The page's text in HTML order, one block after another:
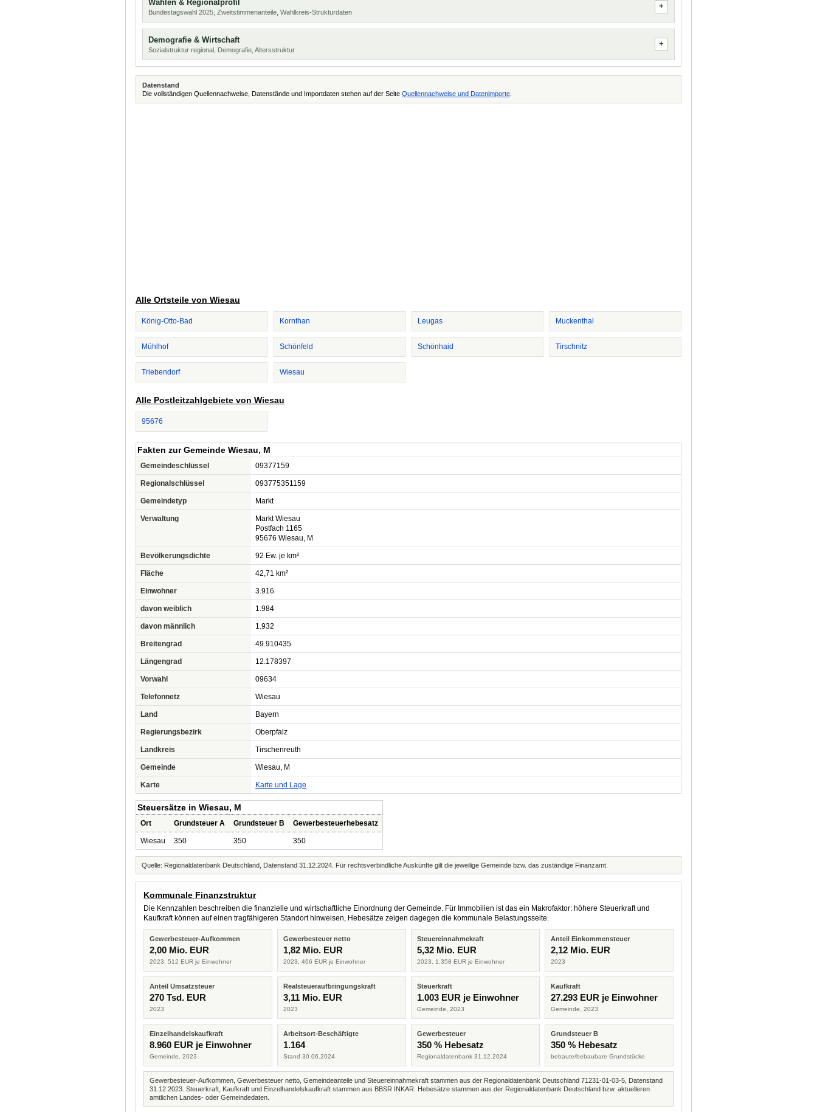
Wahlen & Regionalprofil
Bundestagswahl 2025, Zweitstimmenanteile, Wahlkreis-Strukturdaten
Demografie & Wirtschaft
Sozialstruktur regional, Demografie, Altersstruktur
Datenstand
Die vollständigen Quellennachweise, Datenstände und Importdaten stehen auf der Seite Quellennachweise und Datenimporte
Alle Ortsteile von Wiesau
König-Otto-Bad Kornthan Leugas Muckenthal
Mühlhof Schönfeld Schönhaid Tirschnitz
Triebendorf Wiesau
Alle Postleitzahlgebiete von Wiesau
95676
Fakten zur Gemeinde Wiesau, M
Gemeindeschlüssel 09377159
Regionalschlüssel 093775351159
Gemeindetyp Markt
Verwaltung
Markt Wiesau
Postfach 1165
95676 Wiesau, M
Bevölkerungsdichte 92 Ew. je km²
Fläche 42,71 km²
Einwohner 3.916
davon weiblich 1.984
davon männlich 1.932
Breitengrad 49.910435
Längengrad 12.178397
Vorwahl 09634
Telefonnetz Wiesau
Land Bayern
Regierungsbezirk Oberpfalz
Landkreis Tirschenreuth
Gemeinde Wiesau, M
Karte Karte und Lage
Steuersätze in Wiesau, M
Ort Grundsteuer A Grundsteuer B Gewerbesteuerhebesatz
Wiesau 350 350 350
Quelle: Regionaldatenbank Deutschland, Datenstand 31.12.2024. Für rechtsverbindliche Auskünfte gilt die jeweilige Gemeinde bzw. das zuständige Finanzamt.
Kommunale Finanzstruktur
Die Kennzahlen beschreiben die finanzielle und wirtschaftliche Einordnung der Gemeinde. Für Immobilien ist das ein Makrofaktor: höhere Steuerkraft und
Kaufkraft können auf einen tragfähigeren Standort hinweisen, Hebesätze zeigen dagegen die kommunale Belastungsseite.
Gewerbesteuer-Aufkommen
2,00 Mio. EUR
2023, 512 EUR je Einwohner
Gewerbesteuer netto
1,82 Mio. EUR
2023, 466 EUR je Einwohner
Steuereinnahmekraft
5,32 Mio. EUR
2023, 1.358 EUR je Einwohner
Anteil Einkommensteuer
2,12 Mio. EUR
2023
Anteil Umsatzsteuer
270 Tsd. EUR
2023
Realsteueraufbringungskraft
3,11 Mio. EUR
2023
Steuerkraft
1.003 EUR je Einwohner
Gemeinde, 2023
Kaufkraft
27.293 EUR je Einwohner
Gemeinde, 2023
Einzelhandelskaufkraft
8.960 EUR je Einwohner
Gemeinde, 2023
Arbeitsort-Beschäftigte
1.164
Stand 30.06.2024
Gewerbesteuer
350 % Hebesatz
Regionaldatenbank 31.12.2024
Grundsteuer B
350 % Hebesatz
bebaute/bebaubare Grundstücke
Gewerbesteuer-Aufkommen, Gewerbesteuer netto, Gemeindeanteile und Steuereinnahmekraft stammen aus der Regionaldatenbank Deutschland 71231-01-03-5, Datenstand
31.12.2023. Steuerkraft, Kaufkraft und Einzelhandelskaufkraft stammen aus BBSR INKAR. Hebesätze stammen aus der Regionaldatenbank Deutschland bzw. aktuelleren
amtlichen Landes- oder Gemeindedaten.